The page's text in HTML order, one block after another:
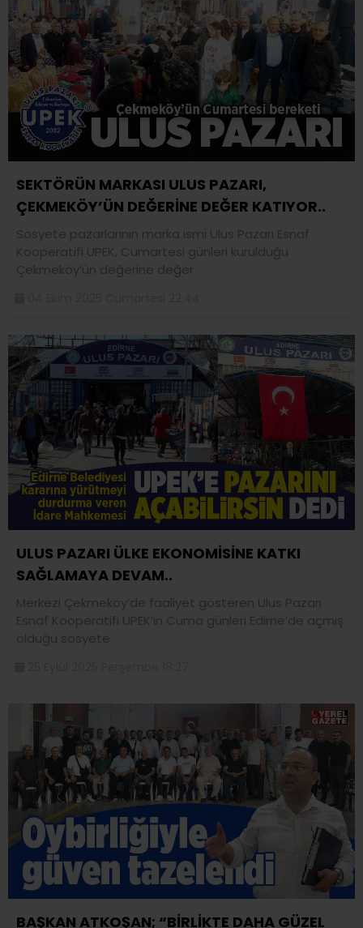
SEKTÖRÜN MARKASI ULUS PAZARI,
ÇEKMEKÖY’ÜN DEĞERİNE DEĞER KATIYOR..
Sosyete pazarlarının marka ismi Ulus Pazarı Esnaf
Kooperatifi UPEK, Cumartesi günleri kurulduğu
Çekmeköy’ün değerine değer
ULUS PAZARI ÜLKE EKONOMİSİNE KATKI
SAĞLAMAYA DEVAM..
Merkezi Çekmeköy’de faaliyet gösteren Ulus Pazarı
Esnaf Kooperatifi UPEK’in Cuma günleri Edirne’de açmış
olduğu sosyete
BAŞKAN ATKOŞAN; “BİRLİKTE DAHA GÜZEL